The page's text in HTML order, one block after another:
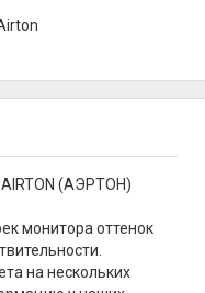
(АЭРТОН)
монитора оттенок
на нескольких